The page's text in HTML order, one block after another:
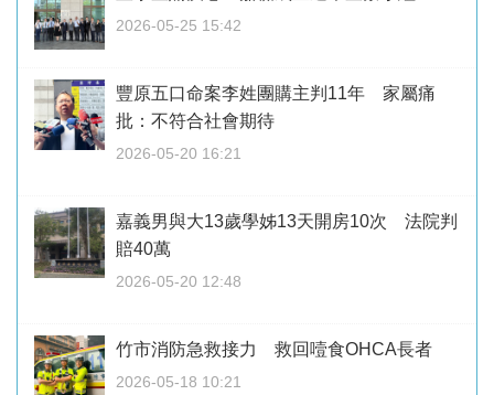
2026-05-25 15:42
豐原五口命案李姓團購主判11年 家屬痛
批：不符合社會期待
2026-05-20 16:21
嘉義男與大13歲學姊13天開房10次 法院判
賠40萬
2026-05-20 12:48
竹市消防急救接力 救回噎食OHCA長者
2026-05-18 10:21